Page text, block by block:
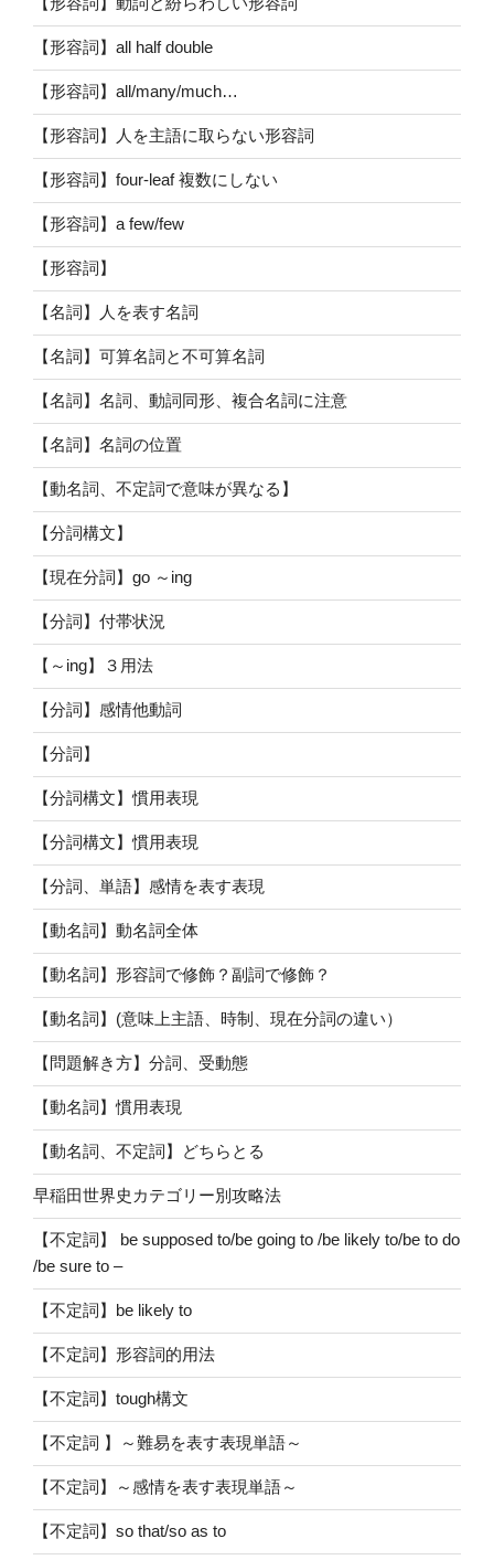
【形容詞】all half double
【形容詞】all/many/much…
【形容詞】人を主語に取らない形容詞
【形容詞】four-leaf 複数にしない
【形容詞】a few/few
【形容詞】
【名詞】人を表す名詞
【名詞】可算名詞と不可算名詞
【名詞】名詞、動詞同形、複合名詞に注意
【名詞】名詞の位置
【動名詞、不定詞で意味が異なる】
【分詞構文】
【現在分詞】go ～ing
【分詞】付帯状況
【～ing】３用法
【分詞】感情他動詞
【分詞】
【分詞構文】慣用表現
【分詞構文】慣用表現
【分詞、単語】感情を表す表現
【動名詞】動名詞全体
【動名詞】形容詞で修飾？副詞で修飾？
【動名詞】(意味上主語、時制、現在分詞の違い）
【問題解き方】分詞、受動態
【動名詞】慣用表現
【動名詞、不定詞】どちらとる
早稲田世界史カテゴリー別攻略法
【不定詞】 be supposed to/be going to /be likely to/be to do
/be sure to –
【不定詞】be likely to
【不定詞】形容詞的用法
【不定詞】tough構文
【不定詞 】～難易を表す表現単語～
【不定詞】～感情を表す表現単語～
【不定詞】so that/so as to